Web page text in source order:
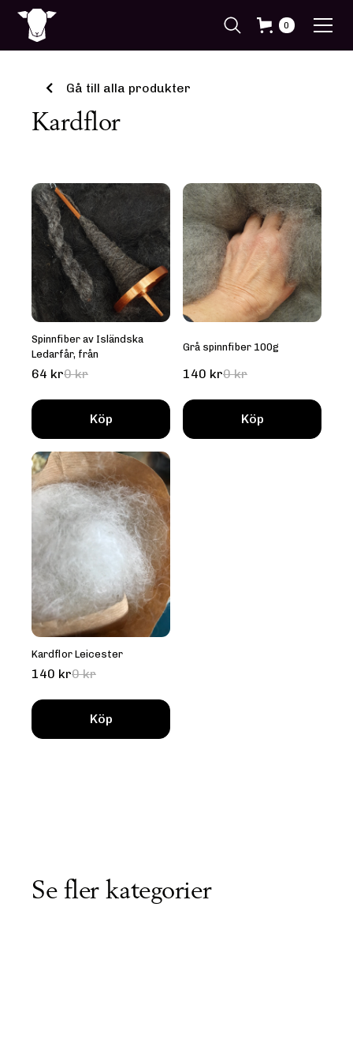
0
Gå till alla produkter
Kardflor
Spinnfiber av Isländska
Ledarfår, från
64 kr0 kr
Köp
Grå spinnfiber 100g
140 kr0 kr
Köp
Kardflor Leicester
140 kr0 kr
Köp
Se fler kategorier